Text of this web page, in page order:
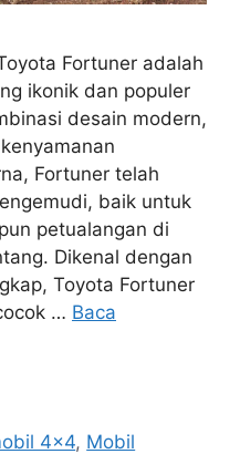
Fortuner adalah
ikonik dan populer
desain modern,
Fortuner telah
baik untuk
petualangan di
Dikenal dengan
Toyota Fortuner
… Baca
4x4, Mobil